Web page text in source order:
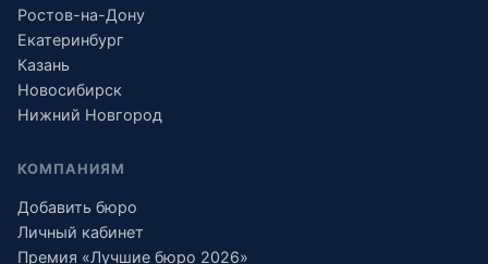
Ростов-на-Дону
Екатеринбург
Казань
Новосибирск
Нижний Новгород
КОМПАНИЯМ
Добавить бюро
Личный кабинет
Премия «Лучшие бюро 2026»